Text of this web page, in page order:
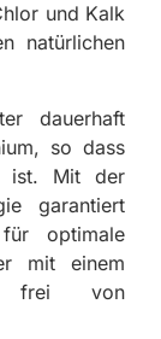
und Kalk
natürlichen
dauerhaft
so dass
ist. Mit der
garantiert
optimale
mit einem
frei von